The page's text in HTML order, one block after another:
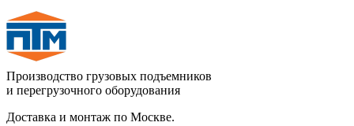
Производство грузовых подъемников
и перегрузочного оборудования
Доставка и монтаж по Москве.